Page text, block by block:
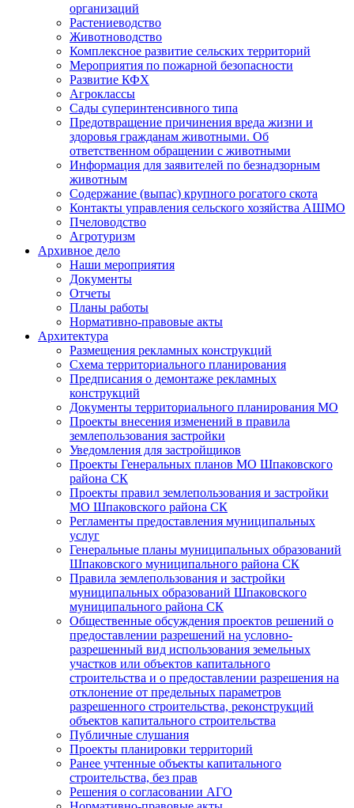
организаций
Растениеводство
Животноводство
Комплексное развитие сельских территорий
Мероприятия по пожарной безопасности
Развитие КФХ
Агроклассы
Сады суперинтенсивного типа
Предотвращение причинения вреда жизни и
здоровья гражданам животными. Об
ответственном обращении с животными
Информация для заявителей по безнадзорным
животным
Содержание (выпас) крупного рогатого скота
Контакты управления сельского хозяйства АШМО
Пчеловодство
Агротуризм
Архивное дело
Наши мероприятия
Документы
Отчеты
Планы работы
Нормативно-правовые акты
Архитектура
Размещения рекламных конструкций
Схема территориального планирования
Предписания о демонтаже рекламных
конструкций
Документы территориального планирования МО
Проекты внесения изменений в правила
землепользования застройки
Уведомления для застройщиков
Проекты Генеральных планов МО Шпаковского
района СК
Проекты правил землепользования и застройки
МО Шпаковского района СК
Регламенты предоставления муниципальных
услуг
Генеральные планы муниципальных образований
Шпаковского муниципального района СК
Правила землепользования и застройки
муниципальных образований Шпаковского
муниципального района СК
Общественные обсуждения проектов решений о
предоставлении разрешений на условно-
разрешенный вид использования земельных
участков или объектов капитального
строительства и о предоставлении разрешения на
отклонение от предельных параметров
разрешенного строительства, реконструкций
объектов капитального строительства
Публичные слушания
Проекты планировки территорий
Ранее учтенные объекты капитального
строительства, без прав
Решения о согласовании АГО